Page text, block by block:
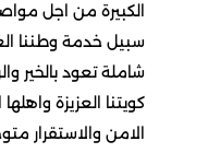
الكبيرة من اجل
سبيل خدمة وطننا
شاملة تعود بالخير
كويتنا العزيزة
الامن والاستقرار